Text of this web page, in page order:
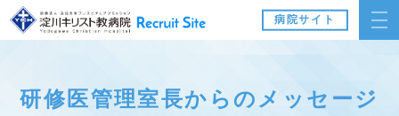
病院サイト
研修医管理室長からのメッセージ